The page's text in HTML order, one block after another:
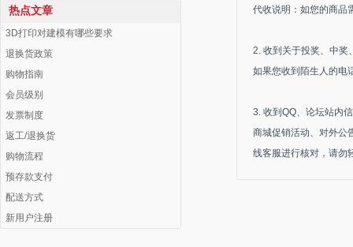
热点文章
3D打印对建模有哪些要求
退换货政策
购物指南
会员级别
发票制度
返工/退换货
购物流程
预存款支付
配送方式
新用户注册
代收说明：如您的商品
2. 收到关于投奖、中奖
如果您收到陌生人的电
3. 收到QQ、论坛站内
商城促销活动、对外公
线客服进行核对，请勿